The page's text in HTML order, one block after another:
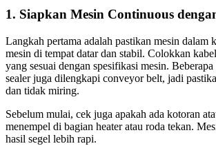
1. Siapkan Mesin Continuous
Langkah pertama adalah pastikan mesin dalam
mesin di tempat datar dan stabil. Colokkan
yang sesuai dengan spesifikasi mesin.
sealer juga dilengkapi conveyor belt, jadi
dan tidak miring.
Sebelum mulai, cek juga apakah ada kotoran
menempel di bagian heater atau roda tekan.
hasil segel lebih rapi.